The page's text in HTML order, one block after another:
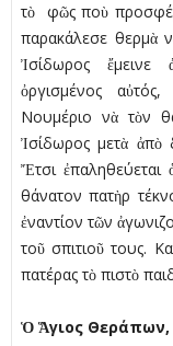
τὸ φῶς ποὺ
παρακάλεσε θερµὰ
Ἰσίδωρος ἔµεινε
ὀργισµένος
Νουµέριο νὰ τὸν
Ἰσίδωρος µετὰ ἀπὸ
Ἔτσι ἐπαληθεύεται
θάνατον πατὴρ
ἐναντίον τῶν
τοῦ σπιτιοῦ τους.
πατέρας τὸ πιστὸ
Ὁ Ἅγιος